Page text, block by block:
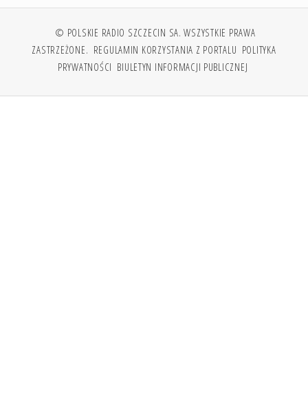
© POLSKIE RADIO SZCZECIN SA. WSZYSTKIE PRAWA
ZASTRZEŻONE. REGULAMIN KORZYSTANIA Z PORTALU POLITYKA
PRYWATNOŚCI BIULETYN INFORMACJI PUBLICZNEJ